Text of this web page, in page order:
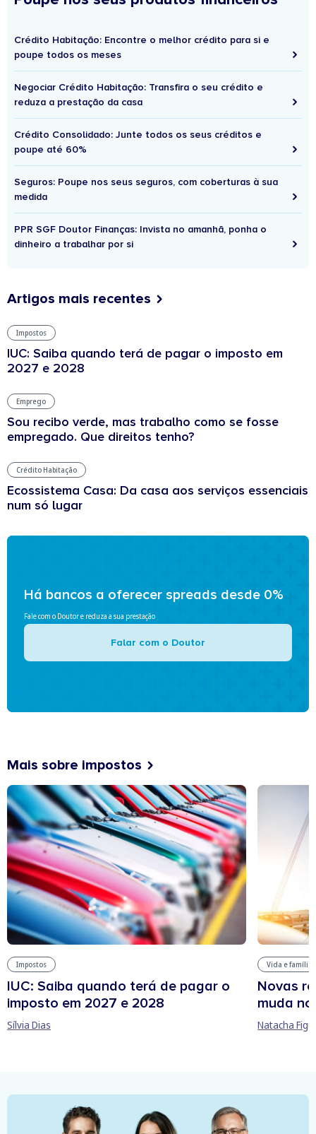
Crédito Habitação: Encontre o melhor crédito para si e
poupe todos os meses
Negociar Crédito Habitação: Transfira o seu crédito e
reduza a prestação da casa
Crédito Consolidado: Junte todos os seus créditos e
poupe até 60%
Seguros: Poupe nos seus seguros, com coberturas à sua
medida
PPR SGF Doutor Finanças: Invista no amanhã, ponha o
dinheiro a trabalhar por si
Artigos mais recentes
Impostos
IUC: Saiba quando terá de pagar o imposto em
2027 e 2028
Emprego
Sou recibo verde, mas trabalho como se fosse
empregado. Que direitos tenho?
Crédito Habitação
Ecossistema Casa: Da casa aos serviços essenciais
num só lugar
Há bancos a oferecer spreads desde 0%
Fale com o Doutor e reduza a sua prestação
Falar com o Doutor
Mais sobre impostos
Impostos
IUC: Saiba quando terá de pagar o
imposto em 2027 e 2028
Sílvia Dias
Vida e família
Novas
muda
Natacha